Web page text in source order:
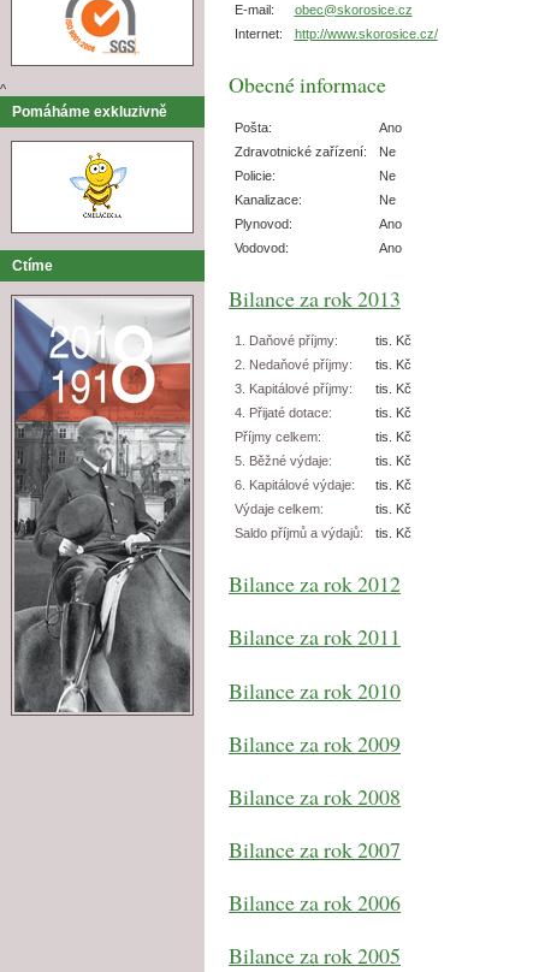
^
Pomáháme exkluzivně
Ctíme
E-mail:
obec@skorosice.cz
Internet:
http://www.skorosice.cz/
Obecné informace
Pošta:
Ano
Zdravotnické zařízení:
Ne
Policie:
Ne
Kanalizace:
Ne
Plynovod:
Ano
Vodovod:
Ano
Bilance za rok 2013
1. Daňové příjmy:
tis. Kč
2. Nedaňové příjmy:
tis. Kč
3. Kapitálové příjmy:
tis. Kč
4. Přijaté dotace:
tis. Kč
Příjmy celkem:
tis. Kč
5. Běžné výdaje:
tis. Kč
6. Kapitálové výdaje:
tis. Kč
Výdaje celkem:
tis. Kč
Saldo příjmů a výdajů:
tis. Kč
Bilance za rok 2012
Bilance za rok 2011
Bilance za rok 2010
Bilance za rok 2009
Bilance za rok 2008
Bilance za rok 2007
Bilance za rok 2006
Bilance za rok 2005